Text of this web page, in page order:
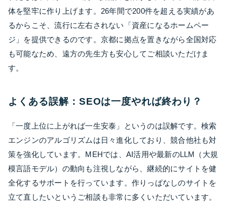
体を堅牢に作り上げます。26年間で200件を超える実績があ
るからこそ、流行に左右されない「資産になるホームペー
ジ」を提供できるのです。京都に拠点を置きながら全国対応
も可能なため、遠方の先生方も安心してご相談いただけま
す。
よくある誤解：SEOは一度やれば終わり？
「一度上位に上がれば一生安泰」というのは誤解です。検索
エンジンのアルゴリズムは日々進化しており、競合他社も対
策を強化しています。MEHでは、AI活用や最新のLLM（大規
模言語モデル）の動向も注視しながら、継続的にサイトを健
全化するサポートを行っています。作りっぱなしのサイトを
立て直したいというご相談も非常に多くいただいています。